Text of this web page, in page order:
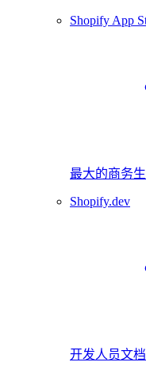
Shopify App
最大的商务
Shopify.dev
开发人员文